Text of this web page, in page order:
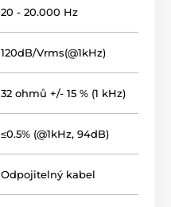
20 - 20.000 Hz
120dB/Vrms(@1kHz)
32 ohmů +/- 15 % (1 kHz)
≤0.5% (@1kHz, 94dB)
Odpojitelný kabel